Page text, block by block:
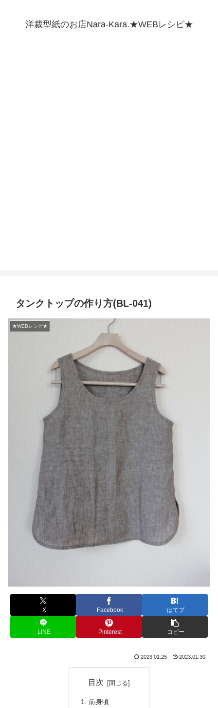
洋裁型紙のお店Nara-Kara.★WEBレシピ★
タンクトップの作り方(BL-041)
★WEBレシピ★
X Facebook はてブ
LINE Pinterest コピー
2023.01.25 2023.01.30
目次
前身頃